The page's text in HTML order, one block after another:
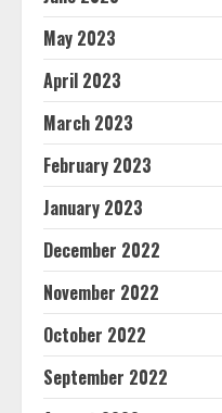
May 2023
April 2023
March 2023
February 2023
January 2023
December 2022
November 2022
October 2022
September 2022